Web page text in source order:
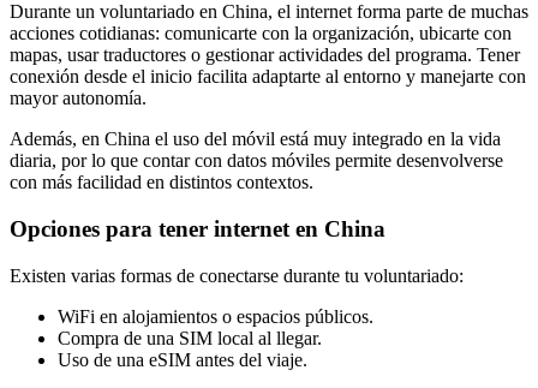
Durante un voluntariado en China, el internet forma parte de muchas
acciones cotidianas: comunicarte con la organización, ubicarte con
mapas, usar traductores o gestionar actividades del programa. Tener
conexión desde el inicio facilita adaptarte al entorno y manejarte con
mayor autonomía.
Además, en China el uso del móvil está muy integrado en la vida
diaria, por lo que contar con datos móviles permite desenvolverse
con más facilidad en distintos contextos.
Opciones para tener internet en China
Existen varias formas de conectarse durante tu voluntariado:
WiFi en alojamientos o espacios públicos.
Compra de una SIM local al llegar.
Uso de una eSIM antes del viaje.